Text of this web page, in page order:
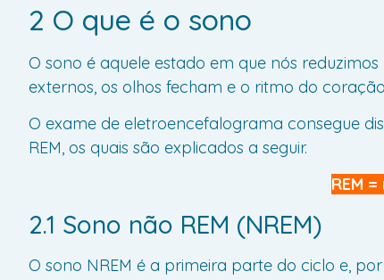
2 O que é o sono
O sono é aquele estado em que nós
externos, os olhos fecham e o ritmo do
O exame de eletroencefalograma consegue
REM, os quais são explicados a seguir.
REM
2.1 Sono não REM (NREM)
O sono NREM é a primeira parte do ciclo e,